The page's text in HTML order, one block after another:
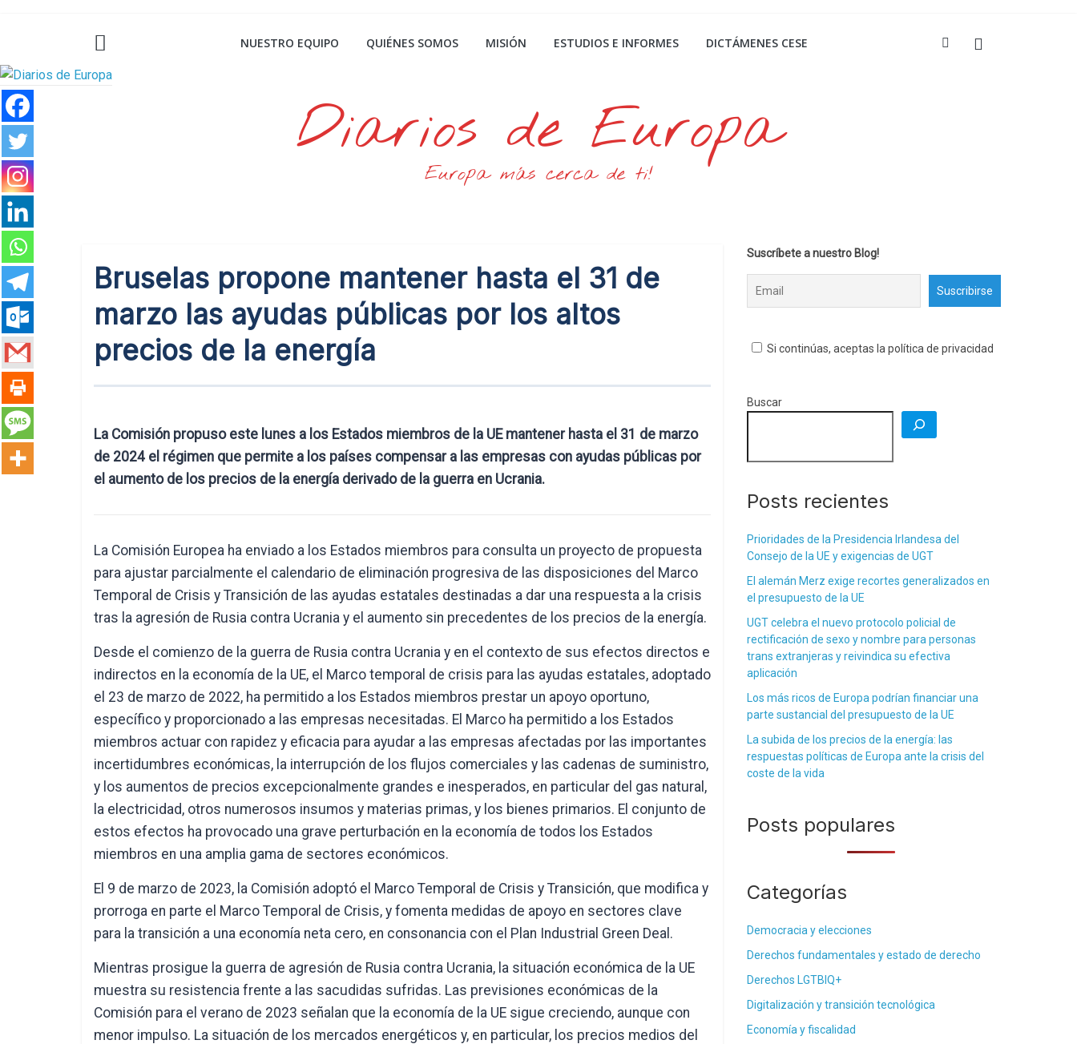
NUESTRO EQUIPO QUIÉNES SOMOS MISIÓN ESTUDIOS E INFORMES DICTÁMENES CESE
Diarios de Europa
Europa más cerca de ti!
Bruselas propone mantener hasta el 31 de
marzo las ayudas públicas por los altos
precios de la energía
La Comisión propuso este lunes a los Estados miembros de la UE mantener hasta el 31 de marzo
de 2024 el régimen que permite a los países compensar a las empresas con ayudas públicas por
el aumento de los precios de la energía derivado de la guerra en Ucrania.
La Comisión Europea ha enviado a los Estados miembros para consulta un proyecto de propuesta
para ajustar parcialmente el calendario de eliminación progresiva de las disposiciones del Marco
Temporal de Crisis y Transición de las ayudas estatales destinadas a dar una respuesta a la crisis
tras la agresión de Rusia contra Ucrania y el aumento sin precedentes de los precios de la energía.
Desde el comienzo de la guerra de Rusia contra Ucrania y en el contexto de sus efectos directos e
indirectos en la economía de la UE, el Marco temporal de crisis para las ayudas estatales, adoptado
el 23 de marzo de 2022, ha permitido a los Estados miembros prestar un apoyo oportuno,
específico y proporcionado a las empresas necesitadas. El Marco ha permitido a los Estados
miembros actuar con rapidez y eficacia para ayudar a las empresas afectadas por las importantes
incertidumbres económicas, la interrupción de los flujos comerciales y las cadenas de suministro,
y los aumentos de precios excepcionalmente grandes e inesperados, en particular del gas natural,
la electricidad, otros numerosos insumos y materias primas, y los bienes primarios. El conjunto de
estos efectos ha provocado una grave perturbación en la economía de todos los Estados
miembros en una amplia gama de sectores económicos.
El 9 de marzo de 2023, la Comisión adoptó el Marco Temporal de Crisis y Transición, que modifica y
prorroga en parte el Marco Temporal de Crisis, y fomenta medidas de apoyo en sectores clave
para la transición a una economía neta cero, en consonancia con el Plan Industrial Green Deal.
Mientras prosigue la guerra de agresión de Rusia contra Ucrania, la situación económica de la UE
muestra su resistencia frente a las sacudidas sufridas. Las previsiones económicas de la
Comisión para el verano de 2023 señalan que la economía de la UE sigue creciendo, aunque con
menor impulso. La situación de los mercados energéticos y, en particular, los precios medios del
Suscríbete a nuestro Blog!
Si continúas, aceptas la política de privacidad
Buscar
Posts recientes
Prioridades de la Presidencia Irlandesa del
Consejo de la UE y exigencias de UGT
El alemán Merz exige recortes generalizados en
el presupuesto de la UE
UGT celebra el nuevo protocolo policial de
rectificación de sexo y nombre para personas
trans extranjeras y reivindica su efectiva
aplicación
Los más ricos de Europa podrían financiar una
parte sustancial del presupuesto de la UE
La subida de los precios de la energía: las
respuestas políticas de Europa ante la crisis del
coste de la vida
Posts populares
Categorías
Democracia y elecciones
Derechos fundamentales y estado de derecho
Derechos LGTBIQ+
Digitalización y transición tecnológica
Economía y fiscalidad